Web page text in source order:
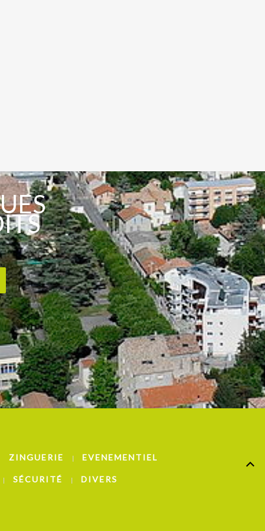
ZINGUERIE EVENEMENTIEL
SÉCURITÉ DIVERS